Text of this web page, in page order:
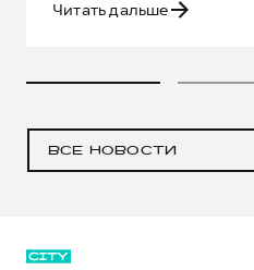
Читать дальше
ВСЕ НОВОСТИ